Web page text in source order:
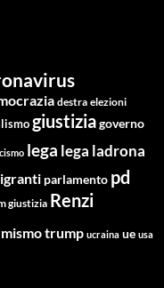
destra elezioni
giustiziagoverno
lega lega ladrona
parlamento pd
giustizia Renzi
trump ucraina ue usa